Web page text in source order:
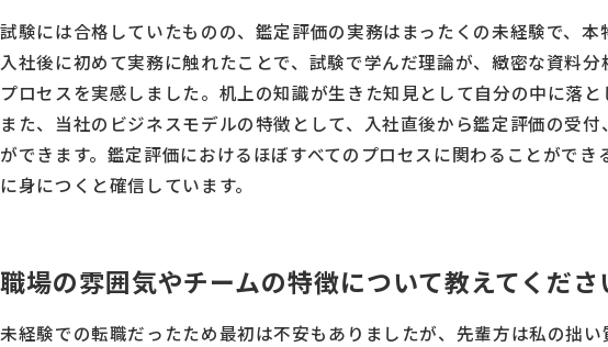
試験には合格していたものの、鑑定評価の実務はまったくの未経験で、
入社後に初めて実務に触れたことで、試験で学んだ理論が、緻密な資料
プロセスを実感しました。机上の知識が生きた知見として自分の中に落
また、当社のビジネスモデルの特徴として、入社直後から鑑定評価の受
ができます。鑑定評価におけるほぼすべてのプロセスに関わることがで
に身につくと確信しています。
職場の雰囲気やチームの特徴について教えてくださ
未経験での転職だったため最初は不安もありましたが、先輩方は私の拙